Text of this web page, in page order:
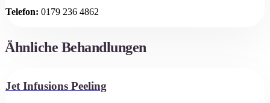
Telefon: 0179 236 4862
Ähnliche Behandlungen
Jet Infusions Peeling